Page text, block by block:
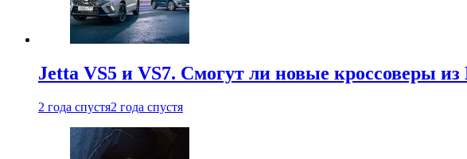
Jetta VS5 и VS7. Смогут ли новые кроссоверы
2 года спустя2 года спустя